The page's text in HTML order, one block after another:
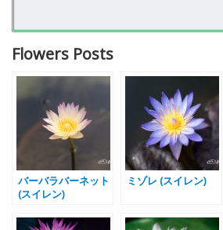
Flowers Posts
バーバラバーネット
(スイレン)
ミゾレ (スイレン)